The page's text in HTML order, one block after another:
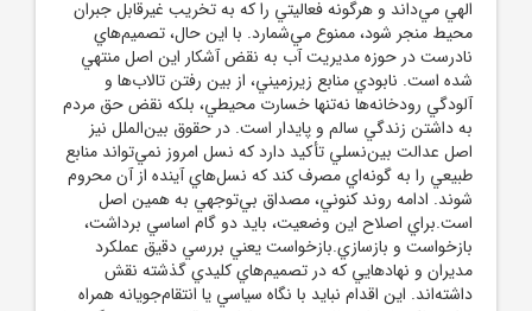
الهي مي‌داند و هرگونه فعاليتي را که به تخريب غيرقابل جبران
محيط منجر شود، ممنوع مي‌شمارد. با اين حال، تصميم‌هاي
نادرست در حوزه مديريت آب به نقض آشکار اين اصل منتهي
شده است. نابودي منابع زيرزميني، از بين رفتن تالاب‌ها و
آلودگي رودخانه‌ها نه‌تنها خسارت محيطي، بلکه نقض حق مردم
به داشتن زندگي سالم و پايدار است. در حقوق بين‌الملل نيز
اصل عدالت بين‌نسلي تأکيد دارد که نسل امروز نمي‌تواند منابع
طبيعي را به گونه‌اي مصرف کند که نسل‌هاي آينده از آن محروم
شوند. ادامه روند کنوني، مصداق بي‌توجهي به همين اصل
است.براي اصلاح اين وضعيت، بايد دو گام اساسي برداشت،
بازخواست و بازسازي.بازخواست يعني بررسي دقيق عملکرد
مديران و نهادهايي که در تصميم‌هاي کليدي گذشته نقش
داشته‌اند. اين اقدام نبايد با نگاه سياسي يا انتقام‌جويانه همراه